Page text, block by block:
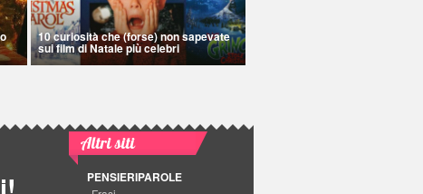
10 curiosità che (forse) non sapevate
sui film di Natale più celebri
Altri siti
PENSIERIPAROLE